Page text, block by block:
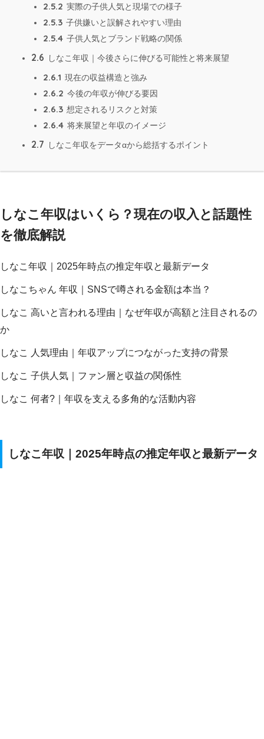
2.5.2 実際の子供人気と現場での様子
2.5.3 子供嫌いと誤解されやすい理由
2.5.4 子供人気とブランド戦略の関係
2.6 しなこ年収｜今後さらに伸びる可能性と将来展望
2.6.1 現在の収益構造と強み
2.6.2 今後の年収が伸びる要因
2.6.3 想定されるリスクと対策
2.6.4 将来展望と年収のイメージ
2.7 しなこ年収をデータαから総括するポイント
しなこ年収はいくら？現在の収入と話題性
を徹底解説
しなこ年収｜2025年時点の推定年収と最新データ
しなこちゃん 年収｜SNSで噂される金額は本当？
しなこ 高いと言われる理由｜なぜ年収が高額と注目されるの
か
しなこ 人気理由｜年収アップにつながった支持の背景
しなこ 子供人気｜ファン層と収益の関係性
しなこ 何者?｜年収を支える多角的な活動内容
しなこ年収｜2025年時点の推定年収と最新データ